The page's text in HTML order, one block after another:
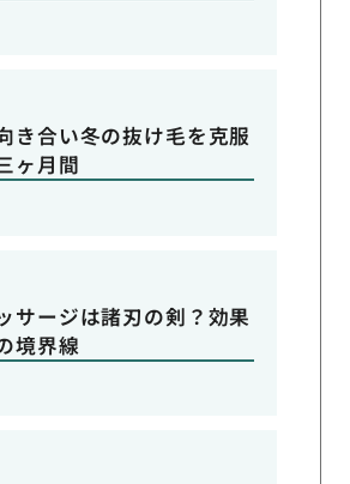
き合い冬の抜け毛を克服
ヶ月間
サージは諸刃の剣？効果
境界線